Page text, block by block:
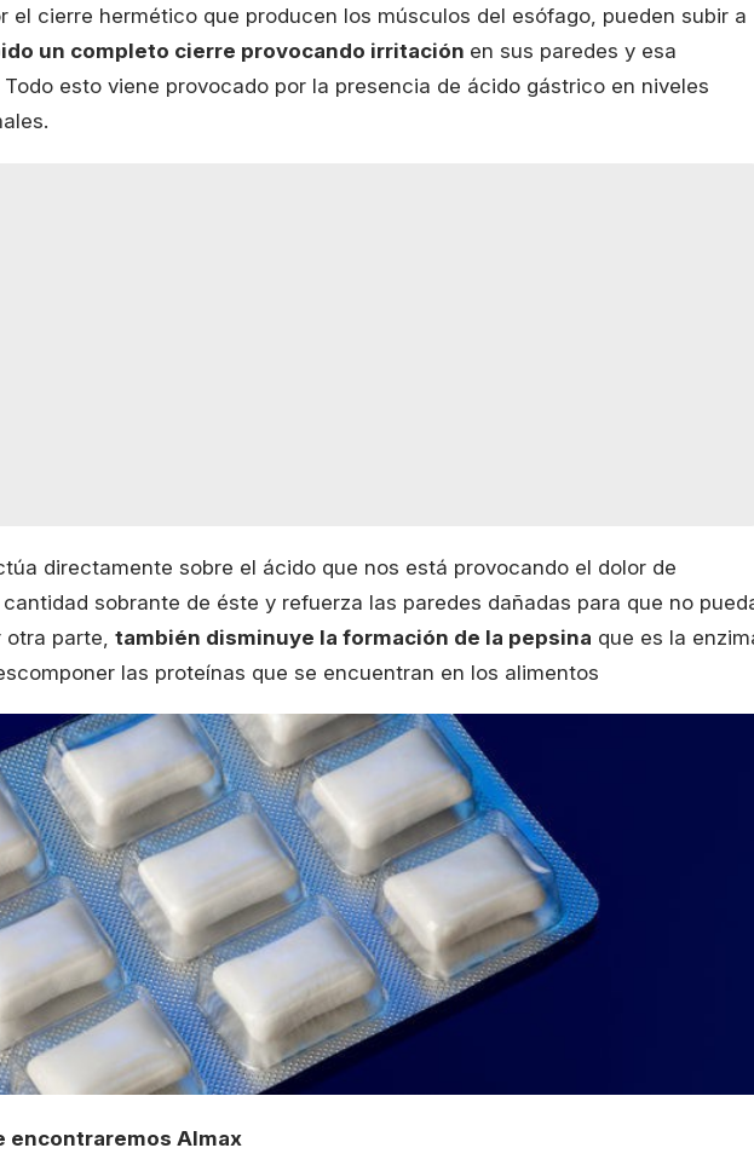
el cierre hermético que producen los músculos del esófago, pueden subir a
un completo cierre provocando irritación en sus paredes y esa
esto viene provocado por la presencia de ácido gástrico en niveles
directamente sobre el ácido que nos está provocando el dolor de
cantidad sobrante de éste y refuerza las paredes dañadas para que no
parte, también disminuye la formación de la pepsina que es la
las proteínas que se encuentran en los alimentos
encontraremos Almax